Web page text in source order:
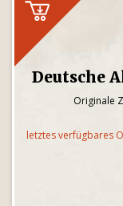
Deutsche
Originale
letztes verfügbares